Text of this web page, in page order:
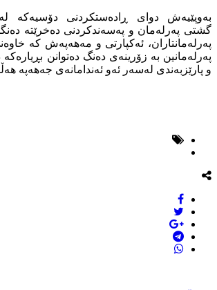
بەوپێیەش دوای ڕادەستکردنی دۆسیەکە
گشتی پەرلەمان و پەسەندکردنی دەخرێتە
پەرلەمانتاران، ئەکپارتی و مەهەپەش کە
پەرلەمانین بە زۆرینەی دەنگ دەتوانن
و پارێزبەندی لەسەر ئەو ئەندامانەی جەهەپە